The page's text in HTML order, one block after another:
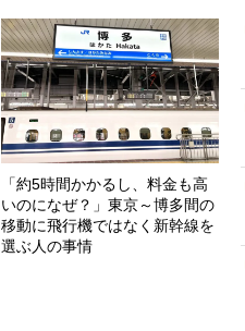
「約5時間かかるし、料金も高
いのになぜ？」東京～博多間の
移動に飛行機ではなく新幹線を
選ぶ人の事情